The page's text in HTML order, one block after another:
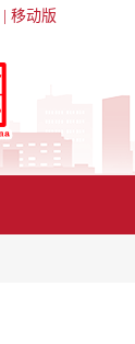
移动版